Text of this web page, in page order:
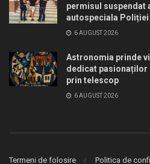
permisul suspendat
autospeciala Poliției
6 AUGUST 2026
Astronomia prinde
dedicat pasionaților
prin telescop
6 AUGUST 2026
Termeni de folosire Politica de